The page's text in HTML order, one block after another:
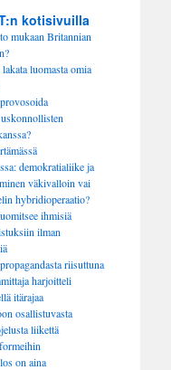
kotisivuilla
mukaan Britannian
luomasta omia
demokratialiike ja
väkivalloin vai
hybridioperaatio?
ihmisiä
ilman
riisuttuna
harjoitteli
itärajaa
osallistuvasta
liikettä
on aina